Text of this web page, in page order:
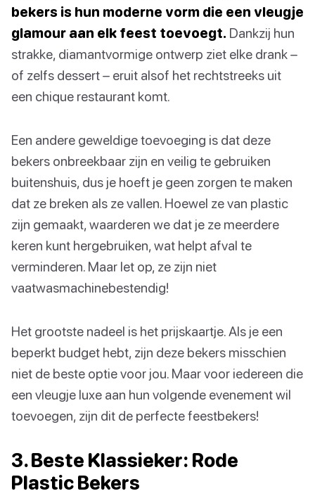
bekers is hun moderne vorm die een vleugje
glamour aan elk feest toevoegt. Dankzij hun
strakke, diamantvormige ontwerp ziet elke drank –
of zelfs dessert – eruit alsof het rechtstreeks uit
een chique restaurant komt.
Een andere geweldige toevoeging is dat deze
bekers onbreekbaar zijn en veilig te gebruiken
buitenshuis, dus je hoeft je geen zorgen te maken
dat ze breken als ze vallen. Hoewel ze van plastic
zijn gemaakt, waarderen we dat je ze meerdere
keren kunt hergebruiken, wat helpt afval te
verminderen. Maar let op, ze zijn niet
vaatwasmachinebestendig!
Het grootste nadeel is het prijskaartje. Als je een
beperkt budget hebt, zijn deze bekers misschien
niet de beste optie voor jou. Maar voor iedereen die
een vleugje luxe aan hun volgende evenement wil
toevoegen, zijn dit de perfecte feestbekers!
3. Beste Klassieker: Rode
Plastic Bekers